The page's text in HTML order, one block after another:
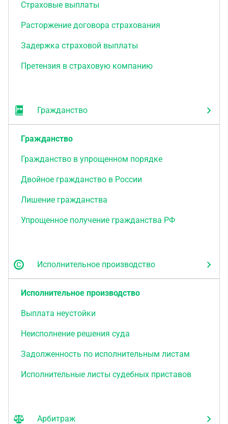
Страховые выплаты
Расторжение договора страхования
Задержка страховой выплаты
Претензия в страховую компанию
Гражданство
Гражданство
Гражданство в упрощенном порядке
Двойное гражданство в России
Лишение гражданства
Упрощенное получение гражданства РФ
Исполнительное производство
Исполнительное производство
Выплата неустойки
Неисполнение решения суда
Задолженность по исполнительным листам
Исполнительные листы судебных приставов
Арбитраж